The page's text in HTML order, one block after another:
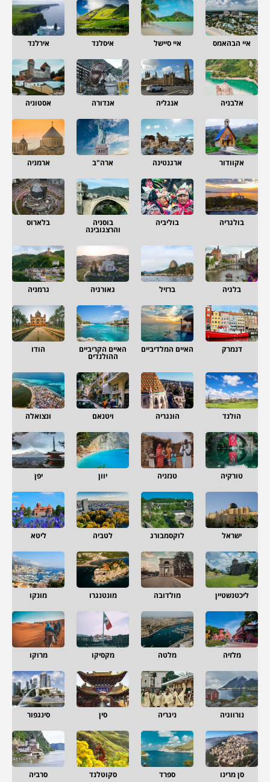
איי הבהאמס איי סיישל איסלנד אירלנד
אלבניה אנגליה אנדורה אסטוניה
אקוודור ארגנטינה ארה"ב ארמניה
בולגריה בוליביה בוסניה
והרצגובינה
בלארוס
בלגיה ברזיל גאורגיה גרמניה
דנמרק האיים המלדיביים האיים הקריביים
ההולנדים
הודו
הולנד הונגריה ויטנאם ונצואלה
טורקיה טנזניה יוון יפן
ישראל לוקסמבורג לטביה ליטא
ליכטנשטיין מולדובה מונטנגרו מונקו
מלזיה מלטה מקסיקו מרוקו
נורווגיה ניגריה סין סינגפור
סן מרינו ספרד סקוטלנד סרביה